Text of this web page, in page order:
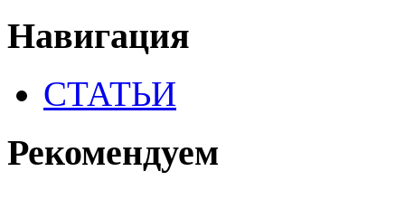
Навигация
СТАТЬИ
Рекомендуем